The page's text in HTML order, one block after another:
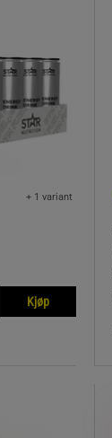
+ 1 variant
Kjøp